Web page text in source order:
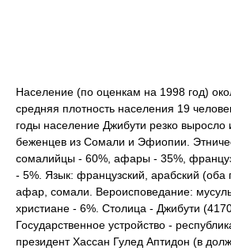
Население (по оценкам на 1998 год)
средняя плотность населения 19
годы население Джибути резко выросло
беженцев из Сомали и Эфиопии.
сомалийцы - 60%, афары - 35%,
- 5%. Язык: французский, арабский (оба
афар, сомали. Вероисповедание:
христиане - 6%. Столица - Джибути
Государственное устройство -
президент Хассан Гулед Аптидон (в